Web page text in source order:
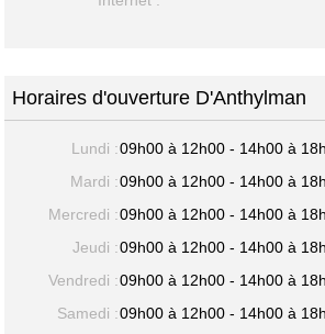
Horaires d'ouverture D'Anthylman
Lundi :09h00 à 12h00 - 14h00 à
Mardi :09h00 à 12h00 - 14h00 à
Mercredi :09h00 à 12h00 - 14h00 à
Jeudi :09h00 à 12h00 - 14h00 à
Vendredi :09h00 à 12h00 - 14h00 à
Samedi :09h00 à 12h00 - 14h00 à